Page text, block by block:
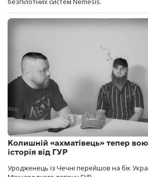
Колишній «ахматівець» тепер
історія від ГУР
Уродженець із Чечні перейшов на бік